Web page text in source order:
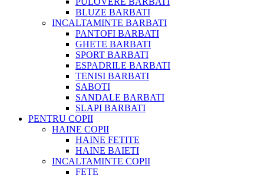
BLUZE BARBATI
INCALTAMINTE BARBATI
PANTOFI BARBATI
GHETE BARBATI
SPORT BARBATI
ESPADRILE BARBATI
TENISI BARBATI
SABOTI
SANDALE BARBATI
SLAPI BARBATI
PENTRU COPII
HAINE COPII
HAINE FETITE
HAINE BAIETI
INCALTAMINTE COPII
FETE